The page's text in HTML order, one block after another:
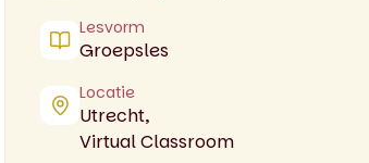
Lesvorm
Groepsles
Locatie
Utrecht,
Virtual Classroom